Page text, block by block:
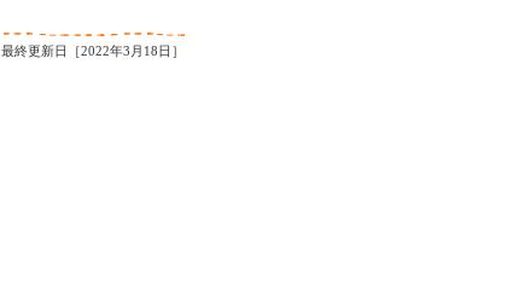
最終更新日［2022年3月18日］